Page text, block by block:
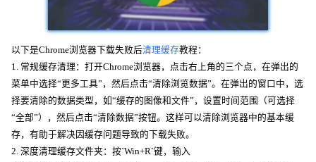
以下是Chrome浏览器下载失败后清理缓存教程：
1. 常规缓存清理：打开Chrome浏览器，点击右上角的三个点，在弹出的
菜单中选择“更多工具”，然后点击“清除浏览数据”。在弹出的窗口中，选
择要清除的数据类型，如“缓存的图像和文件”，设置时间范围（可选择
“全部”），然后点击“清除数据”按钮。这样可以清除浏览器中的基本缓
存，有助于解决因缓存问题导致的下载失败。
2. 深度清理缓存文件夹：按`Win+R`键，输入